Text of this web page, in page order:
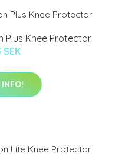
Plus Knee Protector
SEK
INFO!